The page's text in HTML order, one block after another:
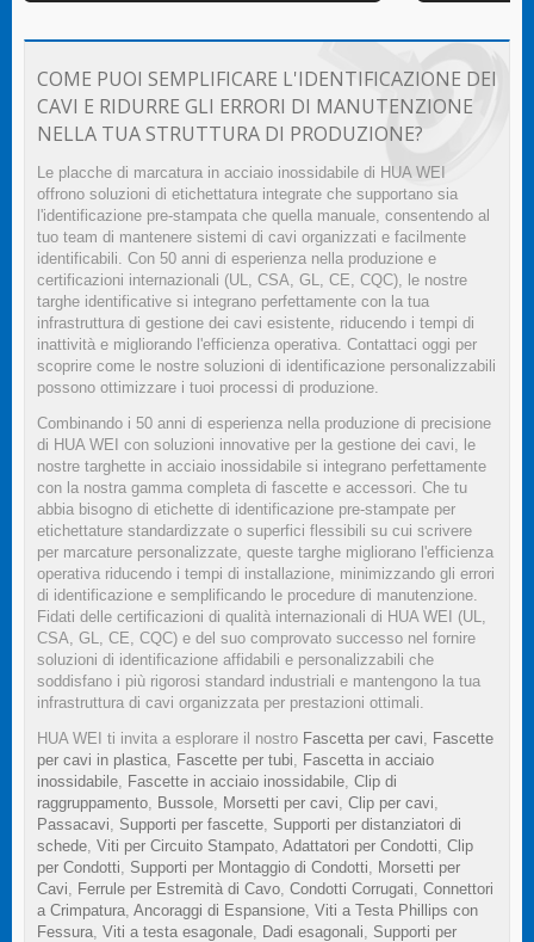
COME PUOI SEMPLIFICARE L'IDENTIFICAZIONE DEI
CAVI E RIDURRE GLI ERRORI DI MANUTENZIONE
NELLA TUA STRUTTURA DI PRODUZIONE?
Le placche di marcatura in acciaio inossidabile di HUA WEI
offrono soluzioni di etichettatura integrate che supportano sia
l'identificazione pre-stampata che quella manuale, consentendo al
tuo team di mantenere sistemi di cavi organizzati e facilmente
identificabili. Con 50 anni di esperienza nella produzione e
certificazioni internazionali (UL, CSA, GL, CE, CQC), le nostre
targhe identificative si integrano perfettamente con la tua
infrastruttura di gestione dei cavi esistente, riducendo i tempi di
inattività e migliorando l'efficienza operativa. Contattaci oggi per
scoprire come le nostre soluzioni di identificazione personalizzabili
possono ottimizzare i tuoi processi di produzione.
Combinando i 50 anni di esperienza nella produzione di precisione
di HUA WEI con soluzioni innovative per la gestione dei cavi, le
nostre targhette in acciaio inossidabile si integrano perfettamente
con la nostra gamma completa di fascette e accessori. Che tu
abbia bisogno di etichette di identificazione pre-stampate per
etichettature standardizzate o superfici flessibili su cui scrivere
per marcature personalizzate, queste targhe migliorano l'efficienza
operativa riducendo i tempi di installazione, minimizzando gli errori
di identificazione e semplificando le procedure di manutenzione.
Fidati delle certificazioni di qualità internazionali di HUA WEI (UL,
CSA, GL, CE, CQC) e del suo comprovato successo nel fornire
soluzioni di identificazione affidabili e personalizzabili che
soddisfano i più rigorosi standard industriali e mantengono la tua
infrastruttura di cavi organizzata per prestazioni ottimali.
HUA WEI ti invita a esplorare il nostro Fascetta per cavi
Fascette
per cavi in plastica Fascette per tubi
Fascetta in acciaio
inossidabile Fascette in acciaio inossidabile Clip di
raggruppamento Bussole Morsetti per cavi Clip per cavi
Passacavi
Supporti per fascette Supporti per distanziatori di
schede Viti per Circuito Stampato Adattatori per Condotti Clip
per Condotti
Supporti per Montaggio di Condotti
Morsetti per
Cavi
Ferrule per Estremità di Cavo Condotti Corrugati Connettori
a Crimpatura Ancoraggi di Espansione Viti a Testa Phillips con
Fessura Viti a testa esagonale Dadi esagonali
Supporti per